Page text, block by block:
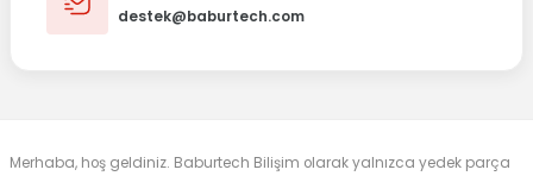
destek@baburtech.com
Merhaba, hoş geldiniz. Baburtech Bilişim olarak yalnızca yedek parça